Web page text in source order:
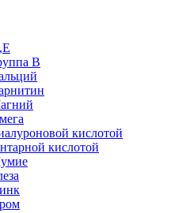
В
кислотой
кислотой